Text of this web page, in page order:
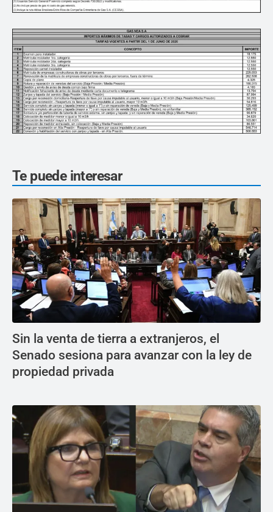
Te puede interesar
Sin la venta de tierra a extranjeros, el
Senado sesiona para avanzar con la ley de
propiedad privada